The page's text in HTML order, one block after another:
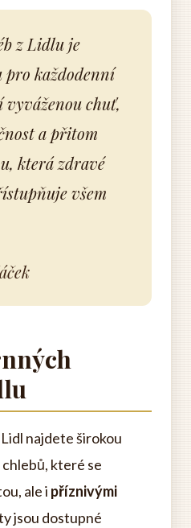
z Lidlu je
pro každodenní
chuť,
a přitom
která zdravé
všem
najdete širokou
které se
ale i příznivými
jsou dostupné